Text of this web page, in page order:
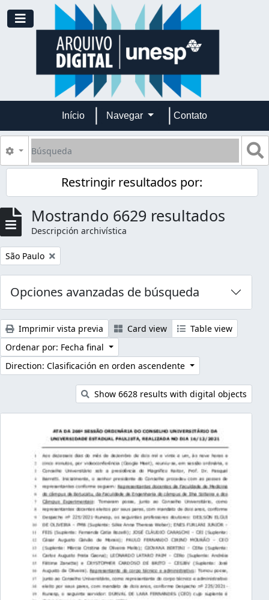
Skip to main content
Toggle navigation
Início Navegar Contato
Búsqueda
Search options
Restringir resultados por:
Mostrando 6629 resultados
Descripción archivística
Remove filter:
São Paulo
Opciones avanzadas de búsqueda
Imprimir vista previa Card view
Table view
Ordenar por: Fecha final
Direction: Clasificación en orden ascendente
Show 6628 results with digital objects